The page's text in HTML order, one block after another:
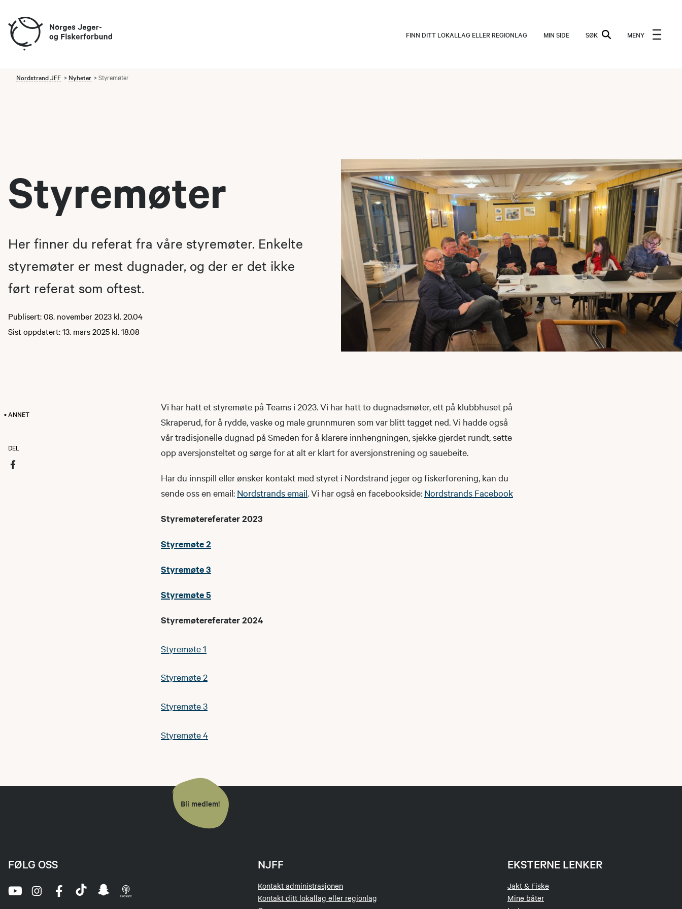
FINN DITT LOKALLAG ELLER REGIONLAG MIN SIDE SØK MENY
Nordstrand JFF Nyheter Styremøter
Styremøter
Her finner du referat fra våre styremøter. Enkelte
styremøter er mest dugnader, og der er det ikke
ført referat som oftest.
Publisert: 08. november 2023 kl. 20.04
Sist oppdatert: 13. mars 2025 kl. 18.08
• ANNET
DEL
Vi har hatt et styremøte på Teams i 2023. Vi har hatt to dugnadsmøter, ett på klubbhuset på
Skraperud, for å rydde, vaske og male grunnmuren som var blitt tagget ned. Vi hadde også
vår tradisjonelle dugnad på Smeden for å klarere innhengningen, sjekke gjerdet rundt, sette
opp aversjonsteltet og sørge for at alt er klart for aversjonstrening og sauebeite.
Har du innspill eller ønsker kontakt med styret i Nordstrand jeger og fiskerforening, kan du
sende oss en email: Nordstrands email. Vi har også en facebookside: Nordstrands Facebook
Styremøtereferater 2023
Styremøte 2
Styremøte 3
Styremøte 5
Styremøtereferater 2024
Styremøte 1
Styremøte 2
Styremøte 3
Styremøte 4
Bli medlem!
NJFF
Kontakt administrasjonen
Kontakt ditt lokallag eller regionlag
EKSTERNE LENKER
Jakt & Fiske
Mine båter
FØLG OSS